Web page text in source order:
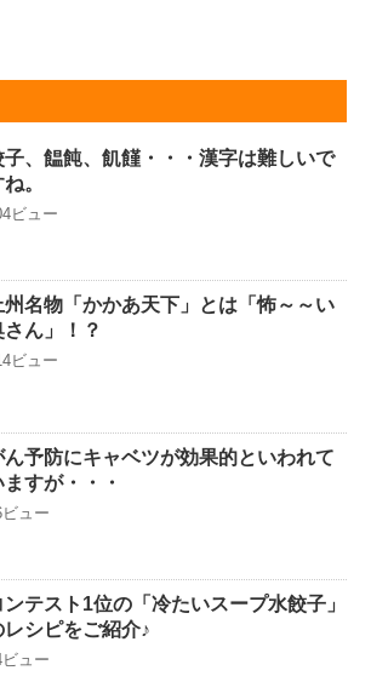
子、饂飩、飢饉・・・漢字は難しいで
。
ビュー
州名物「かかあ天下」とは「怖～～い
さん」！？
ビュー
ん予防にキャベツが効果的といわれて
ますが・・・
ュー
ンテスト1位の「冷たいスープ水餃子」
レシピをご紹介♪
ュー